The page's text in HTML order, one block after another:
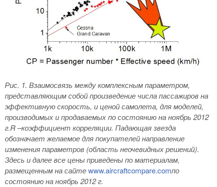
Рис. 1. Взаимосвязь между комплексным параметром,
представляющим собой произведение числа пассажиров на
эффективную скорость, и ценой самолета, для моделей,
производимых и продаваемых по состоянию на ноябрь 2012
г.R–коэффициент корреляции. Падающая звезда
обозначает желаемое для покупателей направление
изменения параметров (область неочевидных решений).
Здесь и далее все цены приведены по материалам,
размещенным на сайтеwww.aircraftcompare.comпо
состоянию на ноябрь 2012 г.